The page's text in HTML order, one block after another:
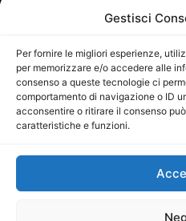
Gestisci
Per fornire le migliori esperienze,
per memorizzare e/o accedere alle
consenso a queste tecnologie ci
comportamento di navigazione o ID
acconsentire o ritirare il consenso
caratteristiche e funzioni.
29/09/
Direttore Editoriale:
Direttore
P.IVA:
Mercurio Comunicazione
iscritta al Registro degli